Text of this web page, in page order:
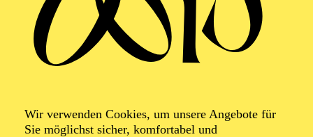
Wir verwenden Cookies, um unsere Angebote für
Sie möglichst sicher, komfortabel und
Szenische Uraufführung
Die Fritjof-Saga